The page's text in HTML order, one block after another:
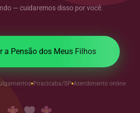
— cuidaremos disso por você.
a Pensão dos Meus Filhos
Piracicaba/SP Atendimento online